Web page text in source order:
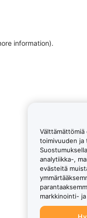
information).
toimivuuden ja
analytiikka-,
evästeitä
markkinointi-